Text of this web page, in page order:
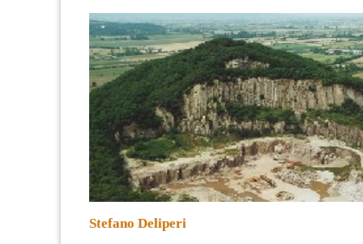
Stefano Deliperi